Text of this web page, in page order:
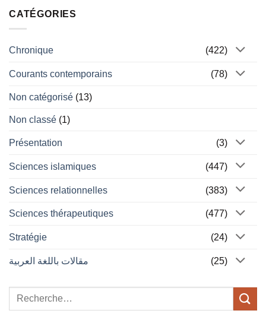
CATÉGORIES
Chronique (422)
Courants contemporains (78)
Non catégorisé (13)
Non classé (1)
Présentation (3)
Sciences islamiques (447)
Sciences relationnelles (383)
Sciences thérapeutiques (477)
Stratégie (24)
مقالات باللغة العربية (25)